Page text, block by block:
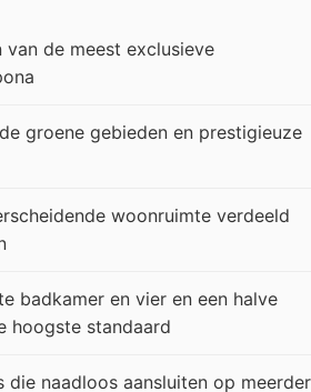
de meest exclusieve
groene gebieden en prestigieuze
woonruimte verdeeld
badkamer en vier en een halve
hoogste standaard
naadloos aansluiten op